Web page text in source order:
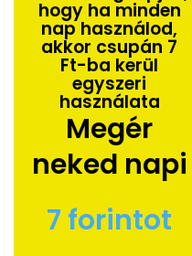
hogy ha minden
nap használod,
akkor csupán 7
Ft-ba kerül
egyszeri
használata
Megér
neked napi
7 forintot